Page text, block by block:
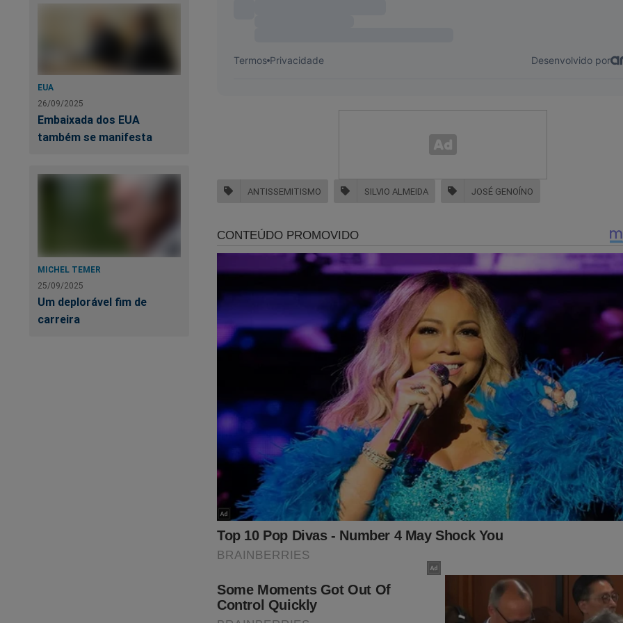
EUA
26/09/2025
Embaixada dos EUA
também se manifesta
MICHEL TEMER
25/09/2025
Um deplorável fim de
carreira
Silvio Almeida só fez a nota porque o vice presidente Geraldo Alckmin condenou
publicamente o antissemitismo ocorrido em Porto Seguro. Lula silenciou.
O ministro do desgoverno Lula atravessou uma "islamofobia" em sua nota, sem
motivo, apenas para agredir Israel e o povo judeu.
O fato ocorrido na Bahia não guarda relação com o conflito em Israel. Na realidade é
estimulado por integrantes do governo Lula e seus seguidores.
Silvio Almeida sob a desculpa de defender palestino apoia o grupo terrorista
se lembra de pedir publicamente a liberação dos civis israelenses ainda
O povo brasileiro em sua maioria apoia Israel e clama pela libertação dos civis
sequestrados.
ANTISSEMITISMO SILVIO ALMEIDA JOSÉ GENOÍNO